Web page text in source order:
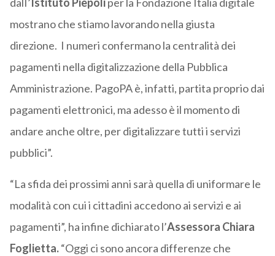
dalI’Istituto Piepoliper la Fondazione Italia digitale
mostrano che stiamo lavorando nella giusta
direzione. I numeri confermano la centralità dei
pagamenti nella digitalizzazione della Pubblica
Amministrazione. PagoPA è, infatti, partita proprio dai
pagamenti elettronici, ma adesso è il momento di
andare anche oltre, per digitalizzare tutti i servizi
pubblici”.
“La sfida dei prossimi anni sarà quella di uniformare le
modalità con cui i cittadini accedono ai servizi e ai
pagamenti”, ha infine dichiarato l’Assessora Chiara
Foglietta.“Oggi ci sono ancora differenze che